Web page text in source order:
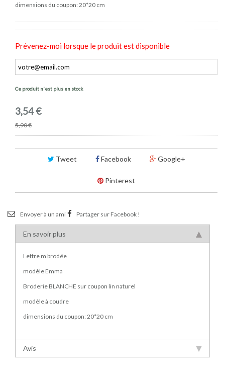
dimensions du coupon: 20*20 cm
Prévenez-moi lorsque le produit est disponible
Ce produit n'est plus en stock
3,54 €
5,90 €
Tweet Facebook Google+
Pinterest
Envoyer à un ami Partager sur Facebook !
En savoir plus
Lettre m brodée
modèle Emma
Broderie BLANCHE sur coupon lin naturel
modèle à coudre
dimensions du coupon: 20*20 cm
Avis